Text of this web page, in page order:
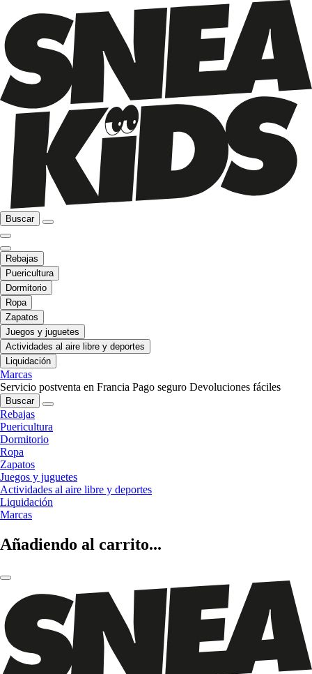
Buscar
Rebajas
Puericultura
Dormitorio
Ropa
Zapatos
Juegos y juguetes
Actividades al aire libre y deportes
Liquidación
Marcas
Servicio postventa en Francia Pago seguro Devoluciones fáciles
Buscar
Rebajas
Puericultura
Dormitorio
Ropa
Zapatos
Juegos y juguetes
Actividades al aire libre y deportes
Liquidación
Marcas
Añadiendo al carrito...